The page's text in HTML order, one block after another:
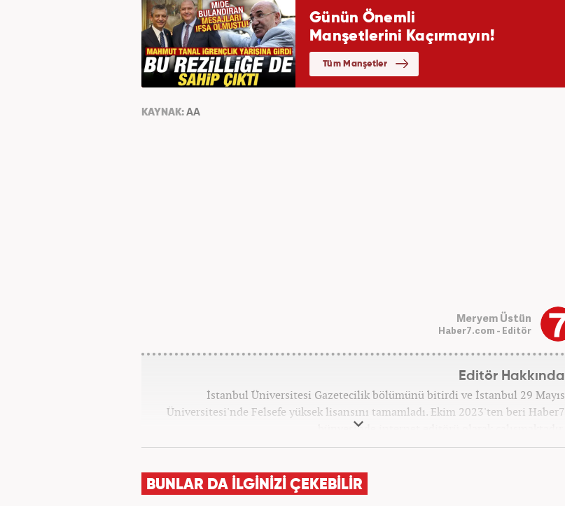
KAYNAK: AA
Meryem Üstün
Haber7.com - Editör
Editör Hakkında
İstanbul Üniversitesi Gazetecilik bölümünü bitirdi ve İstanbul 29 Mayıs
Üniversitesi'nde Felsefe yüksek lisansını tamamladı. Ekim 2023'ten beri Haber7
bünyesinde internet editörü olarak çalışmaktadır.
BUNLAR DA İLGİNİZİ ÇEKEBİLİR